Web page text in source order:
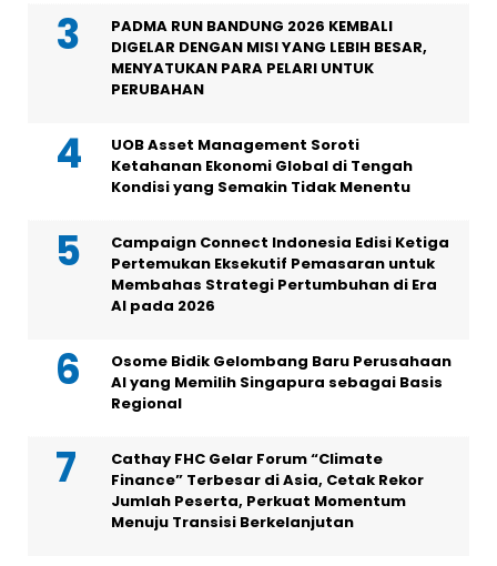
PADMA RUN BANDUNG 2026 KEMBALI
DIGELAR DENGAN MISI YANG LEBIH BESAR,
MENYATUKAN PARA PELARI UNTUK
PERUBAHAN
UOB Asset Management Soroti
Ketahanan Ekonomi Global di Tengah
Kondisi yang Semakin Tidak Menentu
Campaign Connect Indonesia Edisi Ketiga
Pertemukan Eksekutif Pemasaran untuk
Membahas Strategi Pertumbuhan di Era
AI pada 2026
Osome Bidik Gelombang Baru Perusahaan
AI yang Memilih Singapura sebagai Basis
Regional
Cathay FHC Gelar Forum “Climate
Finance” Terbesar di Asia, Cetak Rekor
Jumlah Peserta, Perkuat Momentum
Menuju Transisi Berkelanjutan